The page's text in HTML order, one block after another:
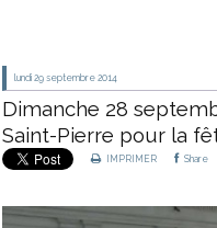
lundi 29 septembre 2014
Dimanche 28
Saint-Pierre pour la
IMPRIMER Share